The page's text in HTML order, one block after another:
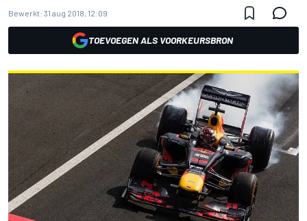
Bewerkt: 31 aug 2018, 12:09
TOEVOEGEN ALS VOORKEURSBRON